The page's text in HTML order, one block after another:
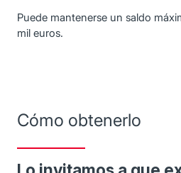
Puede mantenerse un saldo
mil euros.
Cómo obtenerlo